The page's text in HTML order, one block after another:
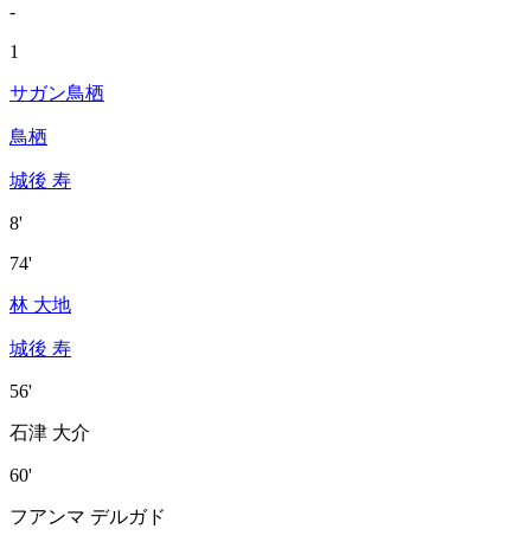
-
1
サガン鳥栖
鳥栖
城後 寿
8'
74'
林 大地
城後 寿
56'
石津 大介
60'
フアンマ デルガド